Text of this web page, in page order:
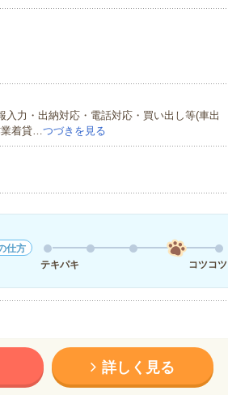
力・出納対応・電話対応・買い出し等(車出
業着貸…つづきを見る
仕方
テキパキ
コツコツ
詳しく見る